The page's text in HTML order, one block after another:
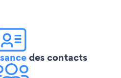
des contacts